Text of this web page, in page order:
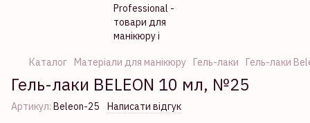
Каталог Матеріали для манікюру Гель-лаки Гель-лаки
Гель-лаки BELEON 10 мл, №25
Артикул: Beleon-25 Написати відгук